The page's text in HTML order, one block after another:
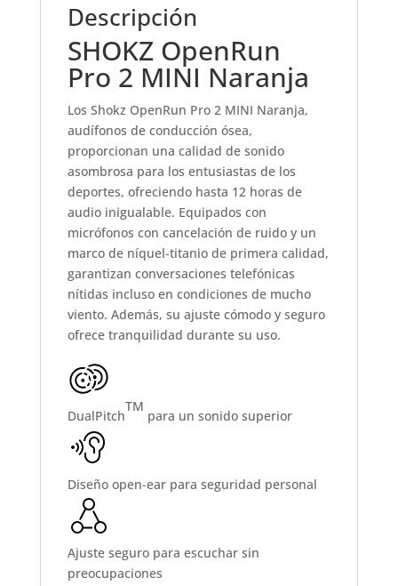
Descripción
SHOKZ OpenRun
Pro 2 MINI Naranja
Los Shokz OpenRun Pro 2 MINI Naranja,
audífonos de conducción ósea,
proporcionan una calidad de sonido
asombrosa para los entusiastas de los
deportes, ofreciendo hasta 12 horas de
audio inigualable. Equipados con
micrófonos con cancelación de ruido y un
marco de níquel-titanio de primera calidad,
garantizan conversaciones telefónicas
nítidas incluso en condiciones de mucho
viento. Además, su ajuste cómodo y seguro
ofrece tranquilidad durante su uso.
DualPitch
TM
para un sonido superior
Diseño open-ear para seguridad personal
Ajuste seguro para escuchar sin
preocupaciones